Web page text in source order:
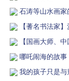
石涛等山水画家
【蓍名书法家
【国画大师、
哪吒闹海的故事
我的孩子只是